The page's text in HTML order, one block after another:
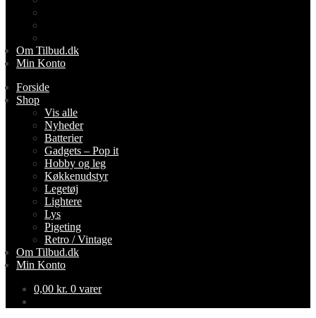
Om Tilbud.dk
Min Konto
Forside
Shop
Vis alle
Nyheder
Batterier
Gadgets – Pop it
Hobby og leg
Køkkenudstyr
Legetøj
Lightere
Lys
Pigeting
Retro / Vintage
Om Tilbud.dk
Min Konto
0,00 kr. 0 varer